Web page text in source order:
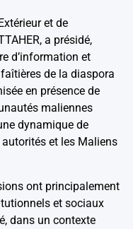
et de
a présidé,
d’information et
de la diaspora
en présence de
maliennes
dynamique de
et les Maliens
ont principalement
et sociaux
dans un contexte